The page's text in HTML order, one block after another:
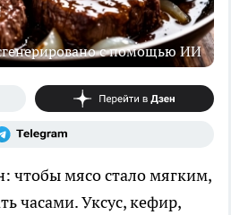
с помощью ИИ
чтобы мясо стало мягким,
часами. Уксус, кефир,